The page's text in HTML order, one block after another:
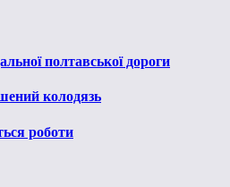
полтавської дороги
колодязь
роботи